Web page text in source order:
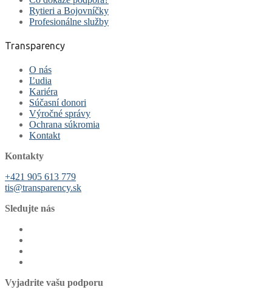
Rytieri a Bojovníčky
Profesionálne služby
Transparency
O nás
Ľudia
Kariéra
Súčasní donori
Výročné správy
Ochrana súkromia
Kontakt
Kontakty
+421 905 613 779
tis@transparency.sk
Sledujte nás
Vyjadrite vašu podporu